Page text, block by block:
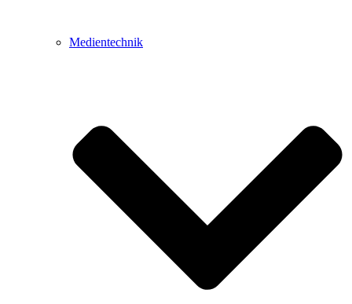
Medientechnik